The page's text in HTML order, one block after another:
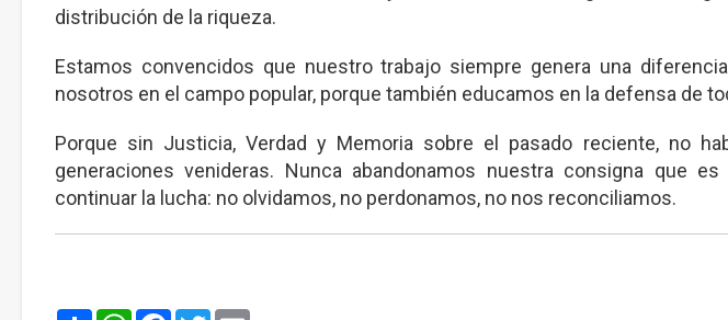
distribución de la riqueza.
Estamos convencidos que nuestro trabajo siempre genera una
nosotros en el campo popular, porque también educamos en la defensa de
Porque sin Justicia, Verdad y Memoria sobre el pasado reciente, no
generaciones venideras. Nunca abandonamos nuestra consigna que
continuar la lucha: no olvidamos, no perdonamos, no nos reconciliamos.